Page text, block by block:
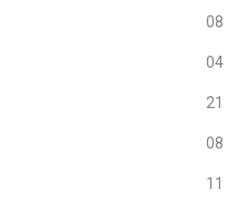
08
04
21
08
11